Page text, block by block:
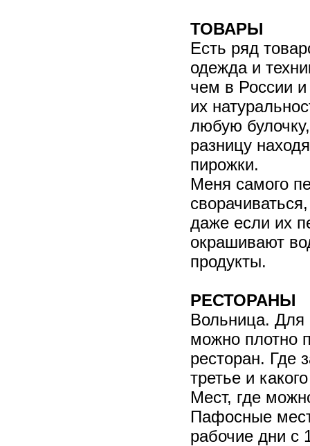
ТОВАРЫ
Есть ряд
одежда и
чем в России
их
любую
разницу
пирожки.
Меня самого
даже если их
окрашивают
продукты.
РЕСТОРАНЫ
Вольница. Для
можно плотно
ресторан. Где
третье и
Мест, где
Пафосные
рабочие дни с